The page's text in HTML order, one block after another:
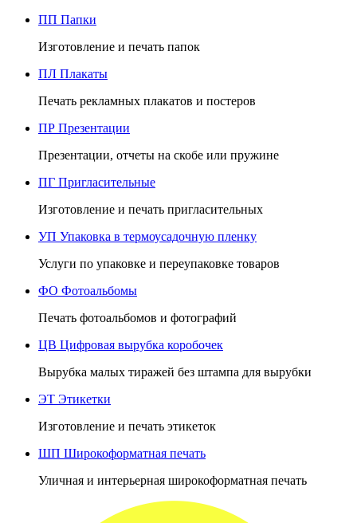
ПП Папки
Изготовление и печать папок
ПЛ Плакаты
Печать рекламных плакатов и постеров
ПР Презентации
Презентации, отчеты на скобе или пружине
ПГ Пригласительные
Изготовление и печать пригласительных
УП Упаковка в термоусадочную пленку
Услуги по упаковке и переупаковке товаров
ФО Фотоальбомы
Печать фотоальбомов и фотографий
ЦВ Цифровая вырубка коробочек
Вырубка малых тиражей без штампа для вырубки
ЭТ Этикетки
Изготовление и печать этикеток
ШП Широкоформатная печать
Уличная и интерьерная широкоформатная печать